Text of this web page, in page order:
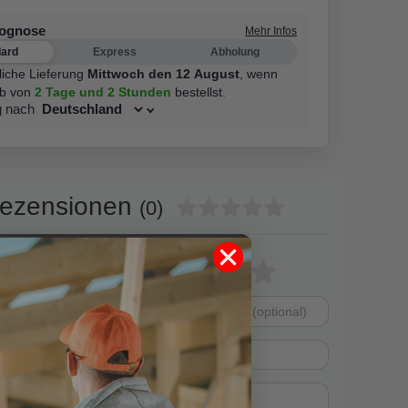
Mehr Infos
Express Abholung
Lieferung Mittwoch den 12 August, wenn
von 2 Tage und 2 Stunden bestellst.
nach
(0)
0
0
Bewertungssterne
von
4
von
5
3
von
5
2
von
5
1
von
Bewertungssternen
Dein
Anzeigename
(optional)
Platzhalter
Titel